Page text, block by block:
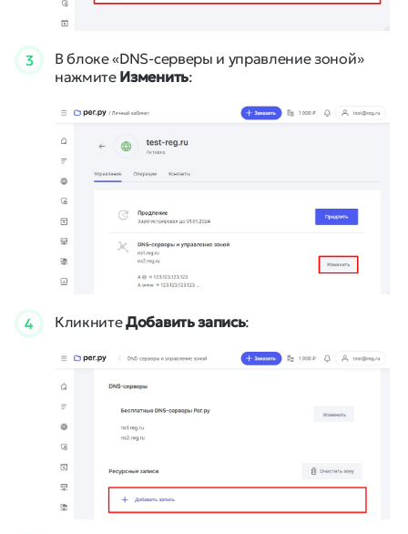
3
В блоке «DNS-серверы и управление зоной»
нажмите Изменить:
4 КликнитеДобавить запись: